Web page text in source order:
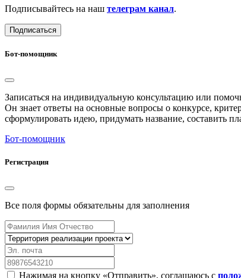
Подписывайтесь на наш телеграм канал.
Подписаться
Бот-помощник
Записаться на индивидуальную консультацию или
Он знает ответы на основные вопросы о конкурсе,
сформулировать идею, придумать название, составить
Бот-помощник
Регистрация
Все поля формы обязательны для заполнения
Нажимая на кнопку «Отправить», соглашаюсь с